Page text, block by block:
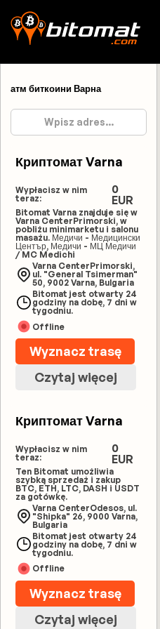
атм биткоини Варна
Криптомат Varna
Wypłacisz w nim
teraz:
0
EUR
Bitomat Varna znajduje się w
Varna CenterPrimorski, w
pobliżu minimarketu i salonu
masażu. Медичи - Медицински
Център, Медичи - МЦ Медичи
/ MC Medichi
Varna CenterPrimorski,
ul. "General Tsimerman"
50, 9002 Varna, Bulgaria
Bitomat jest otwarty 24
godziny na dobę, 7 dni w
tygodniu.
Offline
Wyznacz trasę
Czytaj więcej
Криптомат Varna
Wypłacisz w nim
teraz:
0
EUR
Ten Bitomat umożliwia
szybką sprzedaż i zakup
BTC, ETH, LTC, DASH i USDT
za gotówkę.
Varna CenterOdesos, ul.
"Shipka" 26, 9000 Varna,
Bulgaria
Bitomat jest otwarty 24
godziny na dobę, 7 dni w
tygodniu.
Offline
Wyznacz trasę
Czytaj więcej